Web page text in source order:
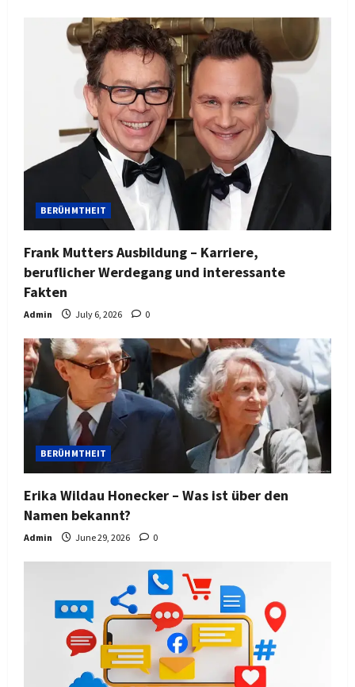
BERÜHMTHEIT
Frank Mutters Ausbildung – Karriere,
beruflicher Werdegang und interessante
Fakten
Admin July 6, 2026 0
BERÜHMTHEIT
Erika Wildau Honecker – Was ist über den
Namen bekannt?
Admin June 29, 2026 0